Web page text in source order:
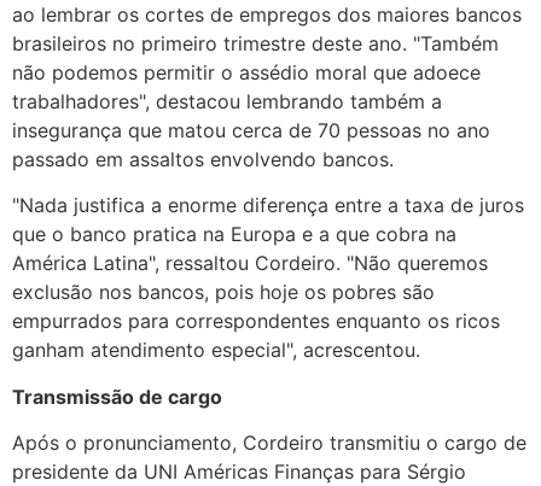
ao lembrar os cortes de empregos dos maiores bancos
brasileiros no primeiro trimestre deste ano. "Também
não podemos permitir o assédio moral que adoece
trabalhadores", destacou lembrando também a
insegurança que matou cerca de 70 pessoas no ano
passado em assaltos envolvendo bancos.
"Nada justifica a enorme diferença entre a taxa de juros
que o banco pratica na Europa e a que cobra na
América Latina", ressaltou Cordeiro. "Não queremos
exclusão nos bancos, pois hoje os pobres são
empurrados para correspondentes enquanto os ricos
ganham atendimento especial", acrescentou.
Transmissão de cargo
Após o pronunciamento, Cordeiro transmitiu o cargo de
presidente da UNI Américas Finanças para Sérgio